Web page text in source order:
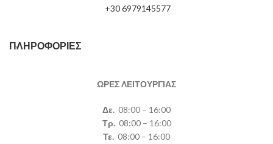
+30 6979145577
ΠΛΗΡΟΦΟΡΊΕΣ
ΩΡΕΣ ΛΕΙΤΟΥΡΓΙΑΣ
Δε. 08:00 – 16:00
Τρ. 08:00 – 16:00
Τε. 08:00 – 16:00